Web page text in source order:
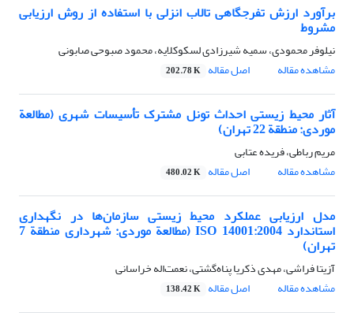
برآورد ارزش تفرجگاهی تالاب انزلی با استفاده از روش ارزیابی
مشروط
نیلوفر محمودی، سمیه شیرزادی لسکوکلایه، محمود صبوحی صابونی
مشاهده مقاله
اصل مقاله 202.78 K
آثار محیط زیستی احداث تونل مشترک تأسیسات شهری (مطالعة
موردی: منطقة 22 تهران)
مریم رباطی، فریده عتابی
مشاهده مقاله
اصل مقاله 480.02 K
مدل ارزیابی عملکرد محیط زیستی سازمان‌ها در نگهداری
استاندارد ISO 14001:2004 (مطالعة موردی: شهرداری منطقة 7
تهران)
آزیتا فراشی، مهدی ذکریا پناه‌گشتی، نعمت‌اله خراسانی
مشاهده مقاله
اصل مقاله 138.42 K